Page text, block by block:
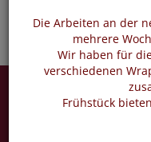
Aqua
Die Arbeiten an der
mehrere
Wir haben für
verschiedenen
Frühstück